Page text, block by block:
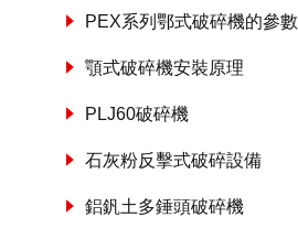
PEX系列鄂式破碎機的參數
顎式破碎機安裝原理
PLJ60破碎機
石灰粉反擊式破碎設備
鋁釩土多錘頭破碎機